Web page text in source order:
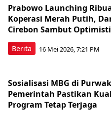
Berita
Prabowo Launching
Koperasi Merah Putih,
Cirebon Sambut
16 Mei 2026, 7:21 PM
Sosialisasi MBG di
Pemerintah Pastikan
Program Tetap Terjaga